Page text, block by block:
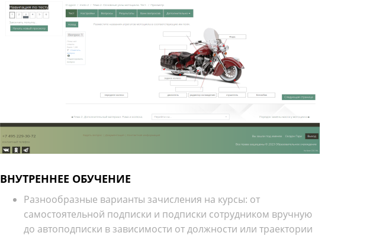
ВНУТРЕННЕЕ ОБУЧЕНИЕ
Разнообразные варианты зачисления на курсы: от
самостоятельной подписки и подписки сотрудником вручную
до автоподписки в зависимости от должности или траектории